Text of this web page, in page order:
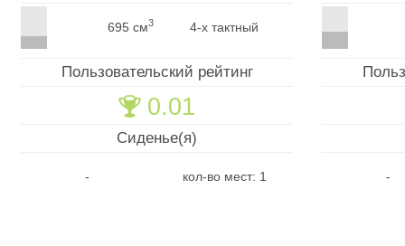
695 см3 4-х тактный
Пользовательский рейтинг
🏆 0.01
Сиденье(я)
- кол-во мест: 1 -